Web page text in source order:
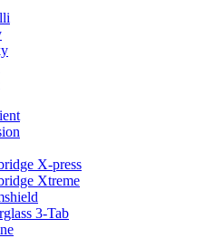
X-press
Xtreme
3-Tab